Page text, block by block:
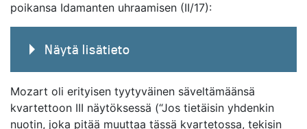
poikansa Idamanten uhraamisen (II/17):
Näytä lisätieto
Mozart oli erityisen tyytyväinen säveltämäänsä
kvartettoon III näytöksessä (“Jos tietäisin yhdenkin
nuotin, joka pitää muuttaa tässä kvartetossa, tekisin